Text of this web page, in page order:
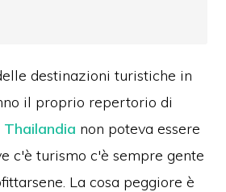
destinazioni turistiche in
il proprio repertorio di
Thailandia non poteva essere
c'è turismo c'è sempre gente
La cosa peggiore è